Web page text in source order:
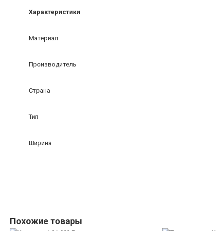
Характеристики
Материал
Производитель
Страна
Тип
Ширина
Похожие товары